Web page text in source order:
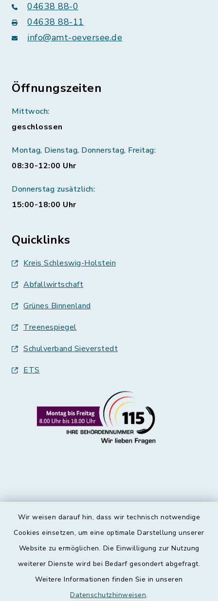
Wir weisen darauf hin, dass wir technisch notwendige
Cookies einsetzen, um eine optimale Darstellung unserer
Website zu ermöglichen. Die Einwilligung zur Nutzung
weiterer Dienste wird bei Bedarf gesondert abgefragt.
Weitere Informationen finden Sie in unseren
Datenschutzhinweisen.
04638 88-0
04638 88-11
info@amt-oeversee.de
Öffnungszeiten
Mittwoch:
geschlossen
Montag, Dienstag, Donnerstag, Freitag:
08:30-12:00 Uhr
Donnerstag zusätzlich:
15:00-18:00 Uhr
Quicklinks
Kreis Schleswig-Holstein
Abfallwirtschaft
Grünes Binnenland
Treenespiegel
Schulverband Sieverstedt
ETS
Kontakt
Datenschutz